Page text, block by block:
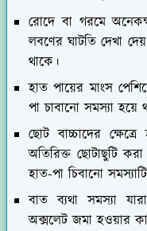
রোদে বা গরমে
লবণের ঘাটতি দেখা
থাকে।
হাত পায়ের মাংস
পা চাবানো সমস্যা হয়ে
ছোট বাচ্চাদের
অতিরিক্ত ছোটাছুটি
হাত-পা চিবানো
বাত ব্যথা সমস্যা
অক্সলেট জমা হওয়ার